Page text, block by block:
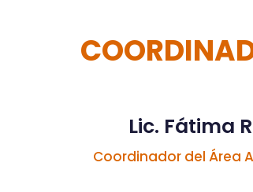
Lic. Fátima
Coordinador del Área